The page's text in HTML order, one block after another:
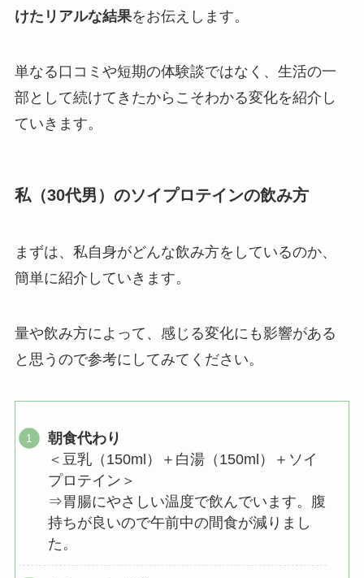
けたリアルな結果をお伝えします。
単なる口コミや短期の体験談ではなく、生活の一
部として続けてきたからこそわかる変化を紹介し
ていきます。
私（30代男）のソイプロテインの飲み方
まずは、私自身がどんな飲み方をしているのか、
簡単に紹介していきます。
量や飲み方によって、感じる変化にも影響がある
と思うので参考にしてみてください。
朝食代わり
＜豆乳（150ml）＋白湯（150ml）＋ソイ
プロテイン＞
⇒胃腸にやさしい温度で飲んでいます。腹
持ちが良いので午前中の間食が減りまし
た。